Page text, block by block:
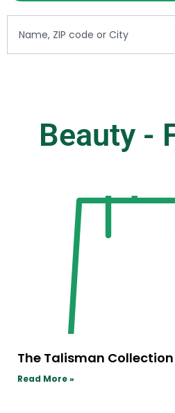
Beauty -
The Talisman
Read More »